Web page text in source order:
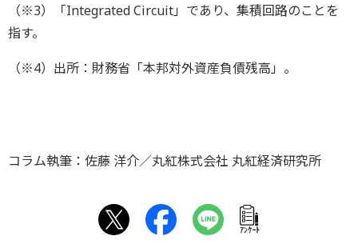
（※3）「Integrated Circuit」であり、集積回路のことを
指す。
（※4）出所：財務省「本邦対外資産負債残高」。
コラム執筆：佐藤 洋介／丸紅株式会社 丸紅経済研究所
ｱﾝｹｰﾄ